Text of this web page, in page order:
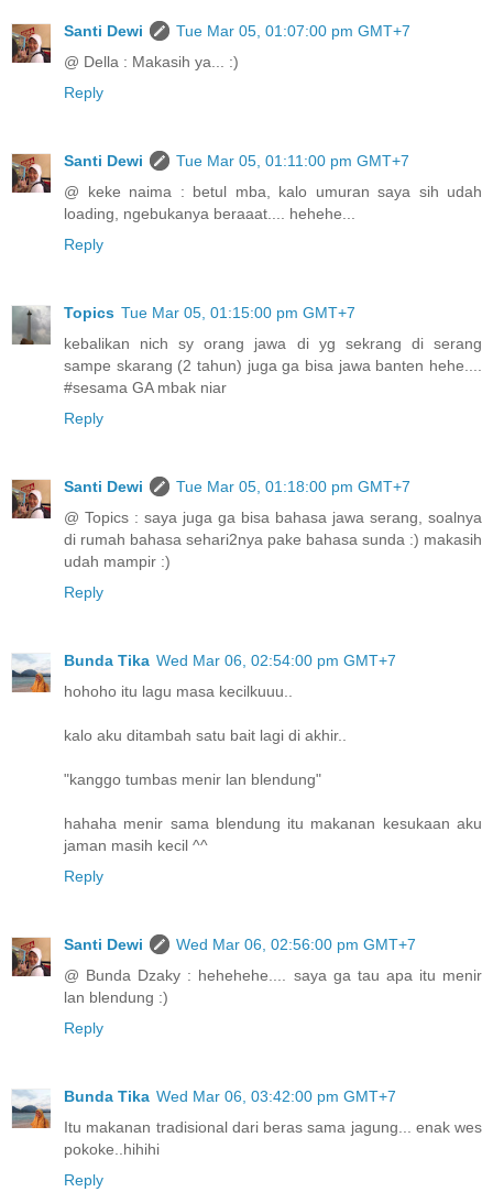
Santi Dewi
Tue Mar 05, 01:07:00 pm GMT+7
@ Della : Makasih ya... :)
Reply
Santi Dewi
Tue Mar 05, 01:11:00 pm GMT+7
@ keke naima : betul mba, kalo umuran saya sih udah
loading, ngebukanya beraaat.... hehehe...
Reply
Topics Tue Mar 05, 01:15:00 pm GMT+7
kebalikan nich sy orang jawa di yg sekrang di serang
sampe skarang (2 tahun) juga ga bisa jawa banten hehe....
#sesama GA mbak niar
Reply
Santi Dewi
Tue Mar 05, 01:18:00 pm GMT+7
@ Topics : saya juga ga bisa bahasa jawa serang, soalnya
di rumah bahasa sehari2nya pake bahasa sunda :) makasih
udah mampir :)
Reply
Bunda Tika Wed Mar 06, 02:54:00 pm GMT+7
hohoho itu lagu masa kecilkuuu..
kalo aku ditambah satu bait lagi di akhir..
"kanggo tumbas menir lan blendung"
hahaha menir sama blendung itu makanan kesukaan aku
jaman masih kecil ^^
Reply
Santi Dewi
Wed Mar 06, 02:56:00 pm GMT+7
@ Bunda Dzaky : hehehehe.... saya ga tau apa itu menir
lan blendung :)
Reply
Bunda Tika Wed Mar 06, 03:42:00 pm GMT+7
Itu makanan tradisional dari beras sama jagung... enak wes
pokoke..hihihi
Reply